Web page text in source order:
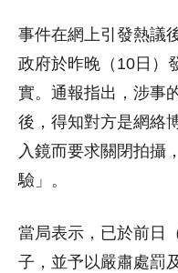
事件在網上引發熱議
政府於昨晚（10日）
實。通報指出，涉事
後，得知對方是網絡
入鏡而要求關閉拍攝
驗」。
當局表示，已於前日
子，並予以嚴肅處罰